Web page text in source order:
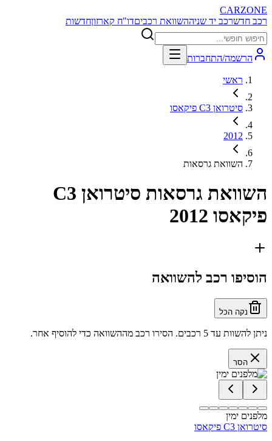
CARZONE
רכב חדשרכב יד שניההשוואת רכביםדו"ח קארזוןחדשות
הרשמה/התחברות
ראשי
סיטרואן C3 פיקאסו
2012
השוואת גרסאות
השוואת גרסאות
סיטרואן C3
פיקאסו 2012
הוסיפו רכב להשוואה
נקה הכל
ניתן להשוות עד 5 רכבים. הסירו רכב מההשוואה כדי להוסיף אחר.
הסר
מלפנים ימין
סיטרואן C3 פיקאסו